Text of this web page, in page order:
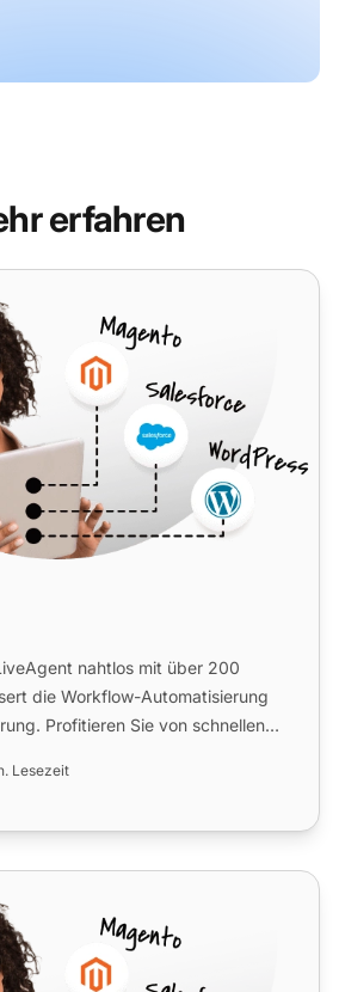
erfahren
nahtlos mit über 200
die Workflow-Automatisierung
Profitieren Sie von schnellen,
Lesezeit